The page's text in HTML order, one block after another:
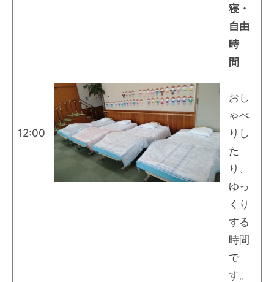
12:00
寝・
自由
時
間
おし
ゃべ
りし
た
り、
ゆっ
くり
する
時間
で
す。